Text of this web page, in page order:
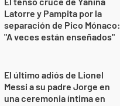
Latorre y Pampita por la
separación de Pico Mónaco:
"A veces están enseñados"
El último adiós de Lionel
Messi a su padre Jorge en
una ceremonia íntima en